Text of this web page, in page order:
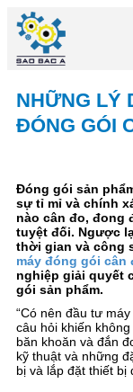
NHỮNG LÝ
ĐÓNG GÓI
Đóng gói sản
sự tỉ mỉ và chính
nào cân đo, đong
tuyệt đối. Ngược
thời gian và công
máy đóng gói cân
nghiệp giải quyết
gói sản phẩm.
“Có nên đầu tư
câu hỏi khiến
băn khoăn và đắn
kỹ thuật và những
bị và lắp đặt thiết bị